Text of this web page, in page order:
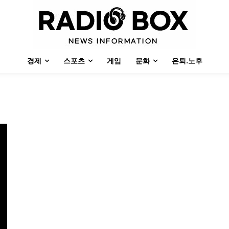
경제 스포츠 게임 문화 은퇴.노후